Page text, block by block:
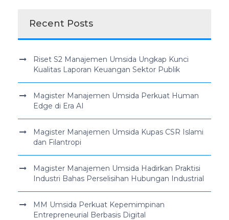
Recent Posts
Riset S2 Manajemen Umsida Ungkap Kunci
Kualitas Laporan Keuangan Sektor Publik
Magister Manajemen Umsida Perkuat Human
Edge di Era AI
Magister Manajemen Umsida Kupas CSR Islami
dan Filantropi
Magister Manajemen Umsida Hadirkan Praktisi
Industri Bahas Perselisihan Hubungan Industrial
MM Umsida Perkuat Kepemimpinan
Entrepreneurial Berbasis Digital